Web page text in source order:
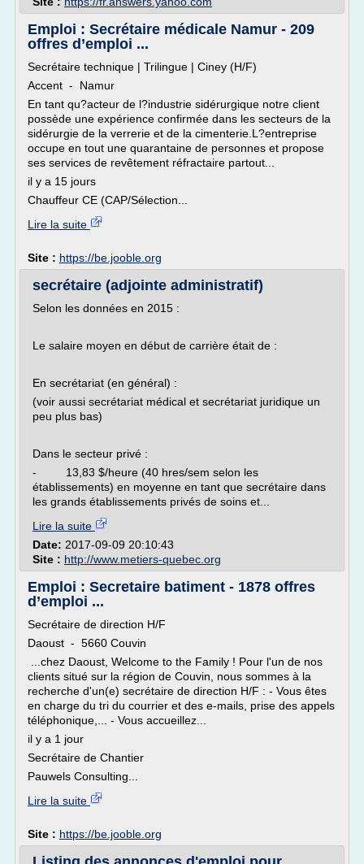
Emploi : Secrétaire médicale Namur - 209
offres d’emploi ...
Secrétaire technique | Trilingue | Ciney (H/F)
Accent - Namur
En tant qu?acteur de l?industrie sidérurgique notre client
possède une expérience confirmée dans les secteurs de la
sidérurgie de la verrerie et de la cimenterie.L?entreprise
occupe en tout une quarantaine de personnes et propose
ses services de revêtement réfractaire partout...
il y a 15 jours
Chauffeur CE (CAP/Sélection...
Lire la suite
Site : https://be.jooble.org
secrétaire (adjointe administratif)
Selon les données en 2015 :
Le salaire moyen en début de carrière était de :
En secrétariat (en général) :
(voir aussi secrétariat médical et secrétariat juridique un
peu plus bas)
Dans le secteur privé :
- 13,83 $/heure (40 hres/sem selon les
établissements) en moyenne en tant que secrétaire dans
les grands établissements privés de soins et...
Lire la suite
Date: 2017-09-09 20:10:43
Site : http://www.metiers-quebec.org
Emploi : Secretaire batiment - 1878 offres
d’emploi ...
Secrétaire de direction H/F
Daoust - 5660 Couvin
...chez Daoust, Welcome to the Family ! Pour l'un de nos
clients situé sur la région de Couvin, nous sommes à la
recherche d'un(e) secrétaire de direction H/F : - Vous êtes
en charge du tri du courrier et des e-mails, prise des appels
téléphonique,... - Vous accueillez...
il y a 1 jour
Secrétaire de Chantier
Pauwels Consulting...
Lire la suite
Site : https://be.jooble.org